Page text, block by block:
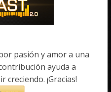
pasión y amor a una
ayuda a
¡Gracias!